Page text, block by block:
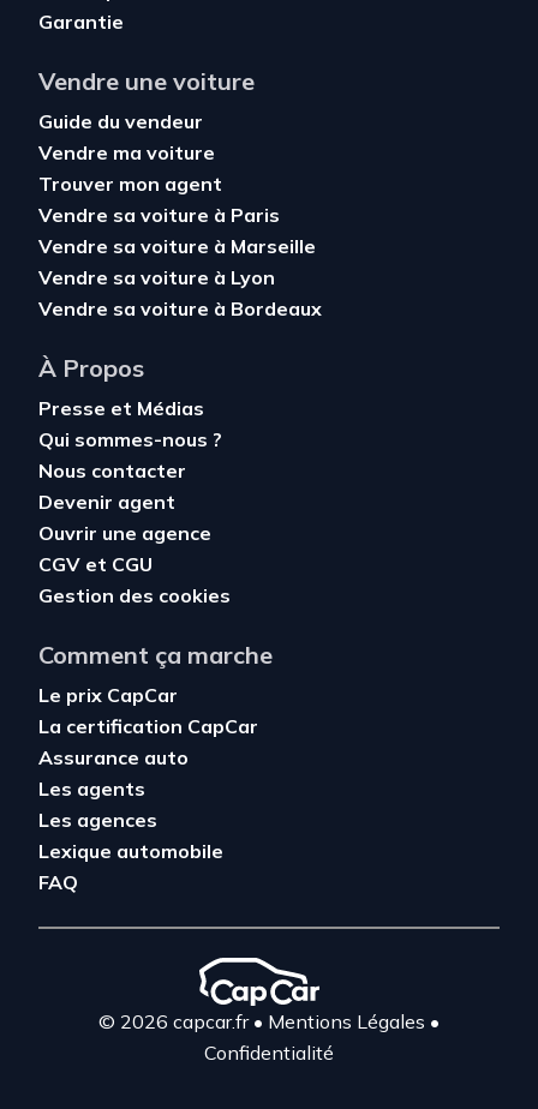
Garantie
Vendre une voiture
Guide du vendeur
Vendre ma voiture
Trouver mon agent
Vendre sa voiture à Paris
Vendre sa voiture à Marseille
Vendre sa voiture à Lyon
Vendre sa voiture à Bordeaux
À Propos
Presse et Médias
Qui sommes-nous ?
Nous contacter
Devenir agent
Ouvrir une agence
CGV et CGU
Gestion des cookies
Comment ça marche
Le prix CapCar
La certification CapCar
Assurance auto
Les agents
Les agences
Lexique automobile
FAQ
© 2026 capcar.fr• Mentions Légales •
Confidentialité